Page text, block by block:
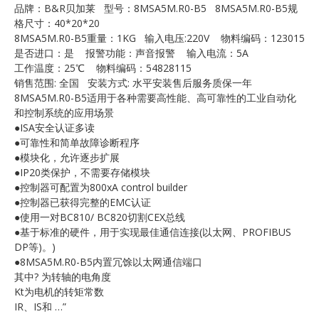
品牌：B&R贝加莱 型号：8MSA5M.R0-B5 8MSA5M.R0-B5规
格尺寸：40*20*20
8MSA5M.R0-B5重量：1KG 输入电压:220V 物料编码：123015
是否进口：是 报警功能：声音报警 输入电流：5A
工作温度：25℃ 物料编码：54828115
销售范围: 全国 安装方式: 水平安装售后服务质保一年
8MSA5M.R0-B5适用于各种需要高性能、高可靠性的工业自动化
和控制系统的应用场景
●ISA安全认证多读
●可靠性和简单故障诊断程序
●模块化，允许逐步扩展
●IP20类保护，不需要存储模块
●控制器可配置为800xA control builder
●控制器已获得完整的EMC认证
●使用一对BC810/ BC820切割CEX总线
●基于标准的硬件，用于实现最佳通信连接(以太网、PROFIBUS
DP等)。)
●8MSA5M.R0-B5内置冗馀以太网通信端口
其中? 为转轴的电角度
Kt为电机的转矩常数
IR、IS和 …”